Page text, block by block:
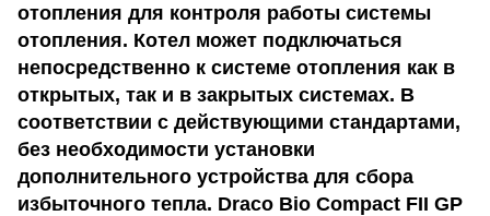
отопления для контроля работы системы
отопления. Котел может подключаться
непосредственно к системе отопления как в
открытых, так и в закрытых системах. В
соответствии с действующими стандартами,
без необходимости установки
дополнительного устройства для сбора
избыточного тепла. Draco Bio Compact FII GP